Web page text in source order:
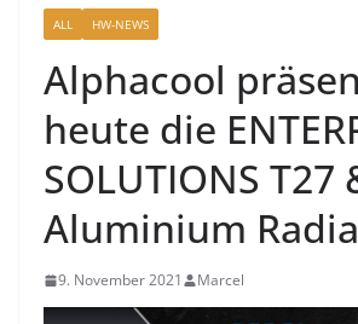
ALL HW-NEWS
Alphacool
heute die
SOLUTIONS T27
Aluminium
9. November 2021 Marcel